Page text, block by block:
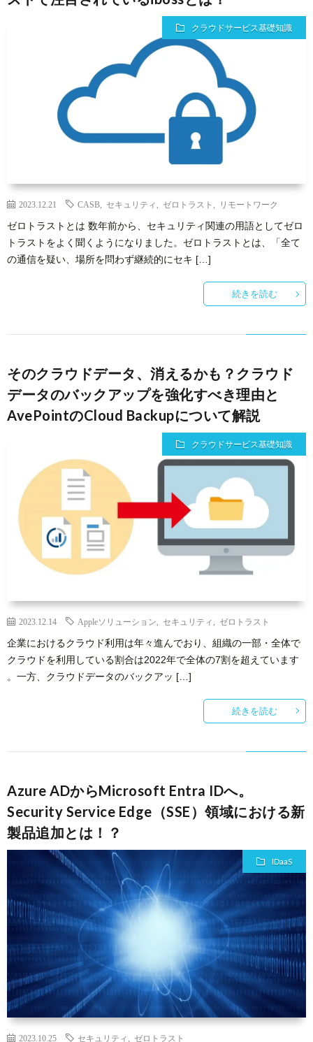
クラウドサービス基礎知識
2023.12.21 CASB セキュリティ ゼロトラスト リモートワーク
ゼロトラストとは 数年前から、セキュリティ関連の用語としてゼロ
トラストをよく聞くようになりました。ゼロトラストとは、「全て
の通信を疑い、場所を問わず継続的にセキ […]
続きを読む
そのクラウドデータ、消えるかも？クラウド
データのバックアップを強化すべき理由と
AvePointのCloud Backupについて解説
クラウドサービス基礎知識
2023.12.14 Appleソリューション セキュリティ ゼロトラスト
企業におけるクラウド利用は年々進んでおり、組織の一部・全体で
クラウドを利用している割合は2022年で全体の7割を超えています
。一方、クラウドデータのバックアッ […]
続きを読む
Azure ADからMicrosoft Entra IDへ。
Security Service Edge（SSE）領域における新
製品追加とは！？
IDaaS
2023.10.25 セキュリティ ゼロトラスト